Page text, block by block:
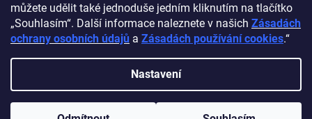
můžete udělit také jednoduše jedním kliknutím na tlačítko
„Souhlasím“. Další informace naleznete v našich Zásadách
ochrany osobních údajů a Zásadách používání cookies.“
Nastavení
Myprovas.cz Obchodnawebu.cz
Vytvořil Shoptet